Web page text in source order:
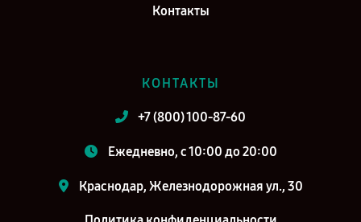
Контакты
КОНТАКТЫ
+7 (800) 100-87-60
Ежедневно, с 10:00 до 20:00
Краснодар, Железнодорожная ул., 30